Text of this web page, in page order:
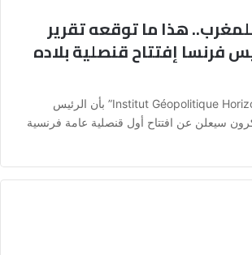
هذا ما توقعه تقرير
فرنسا إفتتاح قنصلية بلاده
أفاد تقرير لموقع “Institut Géopolitique Horizons” بأن الرئيس
سيعلن عن افتتاح أول قنصلية عامة فرنسية